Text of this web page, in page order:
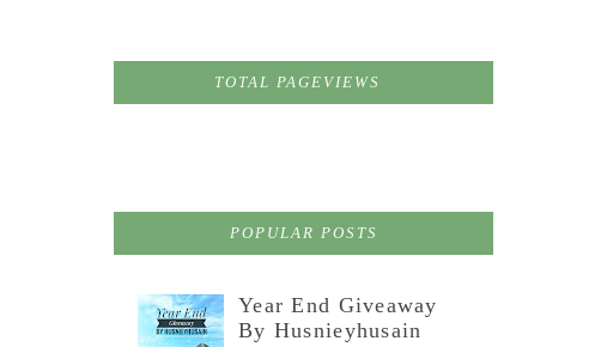
TOTAL PAGEVIEWS
POPULAR POSTS
Year End Giveaway
By Husnieyhusain